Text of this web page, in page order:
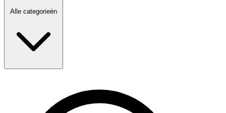
Alle categorieën